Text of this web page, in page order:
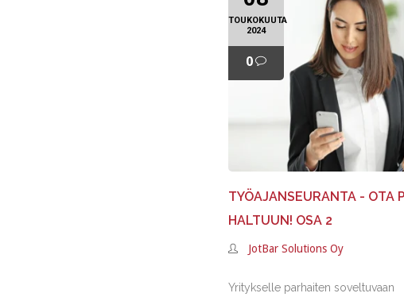
TOUKOKUUTA
2024
0
TYÖAJANSEURANTA - OTA
HALTUUN! OSA 2
JotBar Solutions Oy
Yritykselle parhaiten soveltuvaan